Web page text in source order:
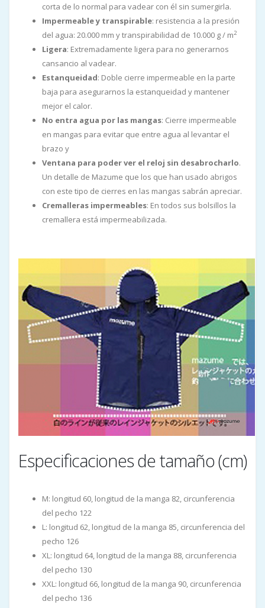
corta de lo normal para vadear con él sin sumergirla.
Impermeable y transpirable: resistencia a la presión
del agua: 20.000 mm y transpirabilidad de 10.000 g / m2
Ligera: Extremadamente ligera para no generarnos
cansancio al vadear.
Estanqueidad: Doble cierre impermeable en la parte
baja para asegurarnos la estanqueidad y mantener
mejor el calor.
No entra agua por las mangas: Cierre impermeable
en mangas para evitar que entre agua al levantar el
brazo y
Ventana para poder ver el reloj sin desabrocharlo.
Un detalle de Mazume que los que han usado abrigos
con este tipo de cierres en las mangas sabrán apreciar.
Cremalleras impermeables: En todos sus bolsillos la
cremallera está impermeabilizada.
Especificaciones de tamaño (cm)
M: longitud 60, longitud de la manga 82, circunferencia
del pecho 122
L: longitud 62, longitud de la manga 85, circunferencia del
pecho 126
XL: longitud 64, longitud de la manga 88, circunferencia
del pecho 130
XXL: longitud 66, longitud de la manga 90, circunferencia
del pecho 136